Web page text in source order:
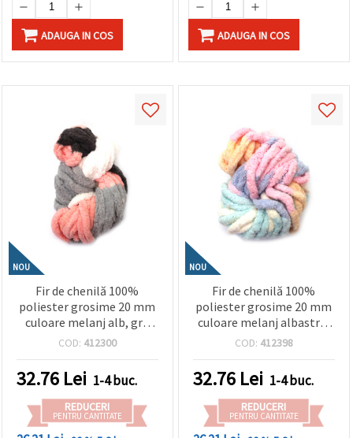
ADAUGA IN COS ADAUGA IN COS
NOU
Fir de chenilă 100%
poliester grosime 20 mm
culoare melanj alb, gri,
somon ~240 grame -25
COD: 412300
32.76 Lei 1-4 buc.
REDUCERI
PENTRU CANTITATE
NOU
Fir de chenilă 100%
poliester grosime 20 mm
culoare melanj albastru,
roz, piersică ~240 grame
COD: 412398
32.76 Lei 1-4 buc.
REDUCERI
PENTRU CANTITATE